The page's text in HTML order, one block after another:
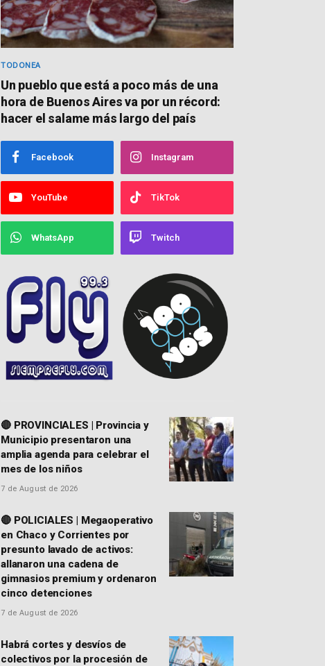
TODONEA
Un pueblo que está a poco más de una
hora de Buenos Aires va por un récord:
hacer el salame más largo del país
Facebook Instagram
YouTube TikTok
WhatsApp Twitch
🔴 PROVINCIALES | Provincia y
Municipio presentaron una
amplia agenda para celebrar el
mes de los niños
7 de August de 2026
🔴 POLICIALES | Megaoperativo
en Chaco y Corrientes por
presunto lavado de activos:
allanaron una cadena de
gimnasios premium y ordenaron
cinco detenciones
7 de August de 2026
Habrá cortes y desvíos de
colectivos por la procesión de